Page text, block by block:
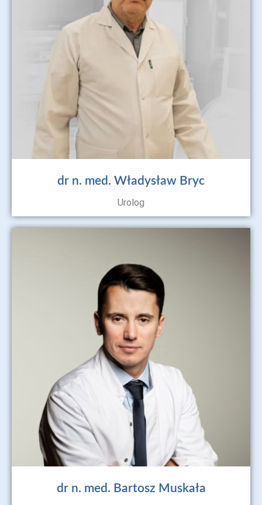
dr n. med. Władysław Bryc
Urolog
dr n. med. Bartosz Muskała